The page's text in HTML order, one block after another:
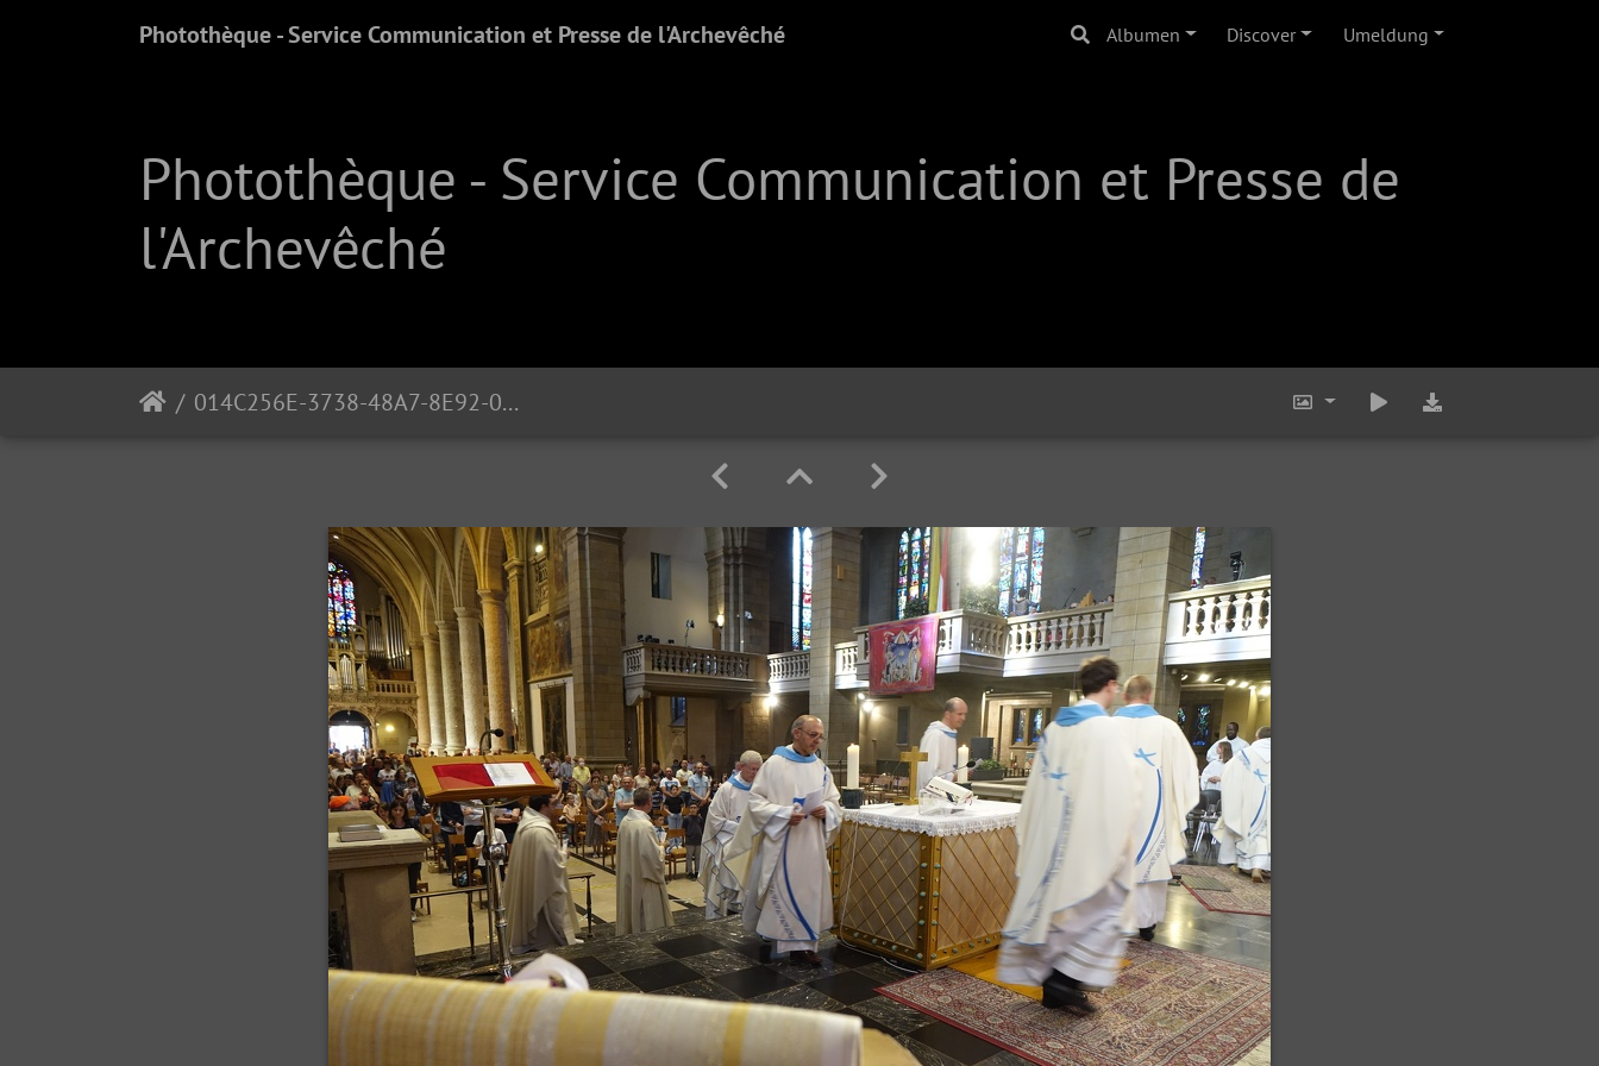
Photothèque - Service Communication et Presse de l'Archevêché Albumen Discover Umeldung
Photothèque - Service Communication et Presse de
l'Archevêché
014C256E-3738-48A7-8E92-044E56B608AE